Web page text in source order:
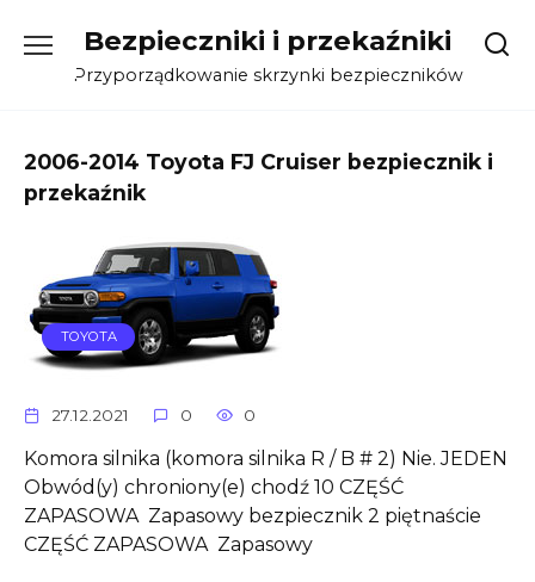
Bezpieczniki i przekaźniki
Przyporządkowanie skrzynki bezpieczników
2006-2014 Toyota FJ Cruiser bezpiecznik i
przekaźnik
TOYOTA
27.12.2021 0 0
Komora silnika (komora silnika R / B # 2) Nie. JEDEN
Obwód(y) chroniony(e) chodź 10 CZĘŚĆ
ZAPASOWA Zapasowy bezpiecznik 2 piętnaście
CZĘŚĆ ZAPASOWA Zapasowy